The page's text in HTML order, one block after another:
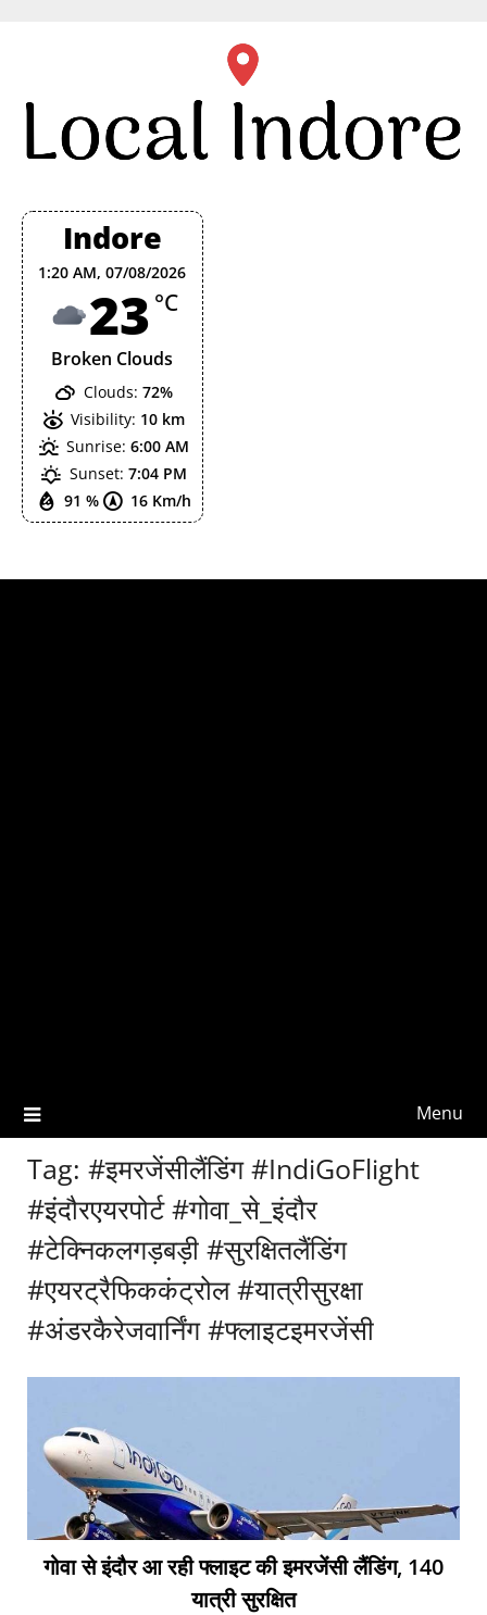
Indore
1:20 AM,07/08/2026
23 °C
Broken Clouds
91 % 16 Km/h
Clouds: 72%
Visibility: 10 km
Sunrise: 6:00 AM
Sunset: 7:04 PM
Menu
Tag: #इमरजेंसीलैंडिंग #IndiGoFlight
#इंदौरएयरपोर्ट #गोवा_से_इंदौर
#टेक्निकलगड़बड़ी #सुरक्षितलैंडिंग
#एयरट्रैफिककंट्रोल #यात्रीसुरक्षा
#अंडरकैरेजवार्निंग #फ्लाइटइमरजेंसी
गोवा से इंदौर आ रही फ्लाइट की इमरजेंसी लैंडिंग, 140
यात्री सुरक्षित